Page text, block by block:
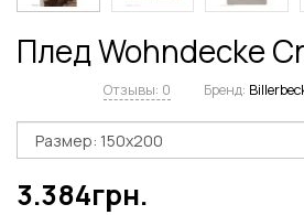
Плед Wohndecke
Отзывы: 0 Бренд:
3.384грн.